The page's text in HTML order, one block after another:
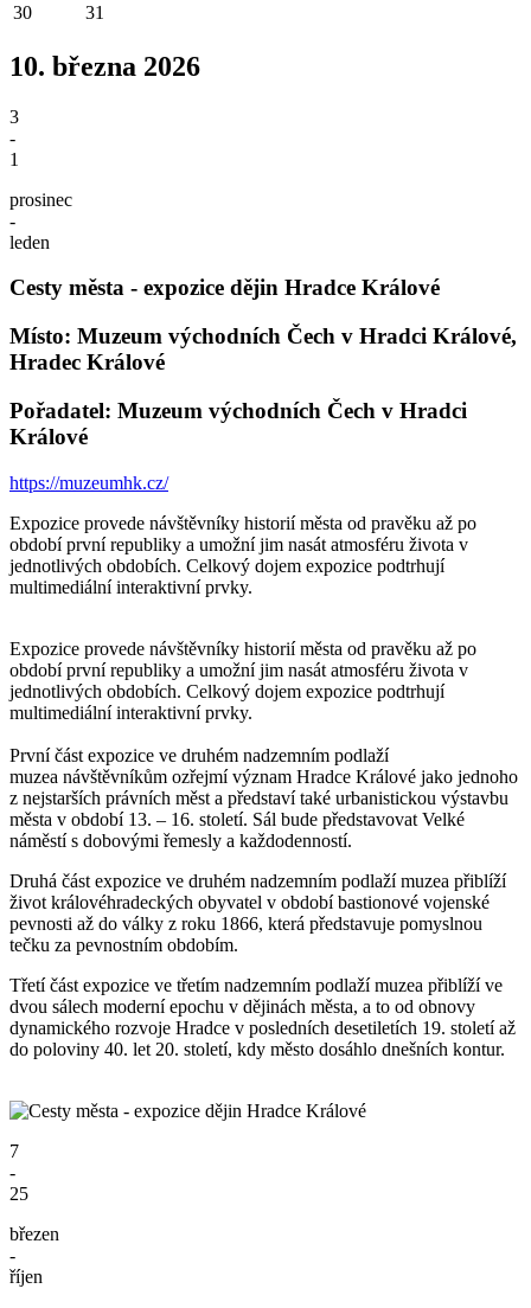
30
31
10. března 2026
3
-
1
prosinec
-
leden
Cesty města - expozice dějin Hradce Králové
Místo: Muzeum východních Čech v Hradci Králové,
Hradec Králové
Pořadatel: Muzeum východních Čech v Hradci
Králové
https://muzeumhk.cz/
Expozice provede návštěvníky historií města od pravěku až po
období první republiky a umožní jim nasát atmosféru života v
jednotlivých obdobích. Celkový dojem expozice podtrhují
multimediální interaktivní prvky.
Expozice provede návštěvníky historií města od pravěku až po
období první republiky a umožní jim nasát atmosféru života v
jednotlivých obdobích. Celkový dojem expozice podtrhují
multimediální interaktivní prvky.
První část expozice ve druhém nadzemním podlaží
muzea návštěvníkům ozřejmí význam Hradce Králové jako jednoho
z nejstarších právních měst a představí také urbanistickou výstavbu
města v období 13. – 16. století. Sál bude představovat Velké
náměstí s dobovými řemesly a každodenností.
Druhá část expozice ve druhém nadzemním podlaží muzea přiblíží
život královéhradeckých obyvatel v období bastionové vojenské
pevnosti až do války z roku 1866, která představuje pomyslnou
tečku za pevnostním obdobím.
Třetí část expozice ve třetím nadzemním podlaží muzea přiblíží ve
dvou sálech moderní epochu v dějinách města, a to od obnovy
dynamického rozvoje Hradce v posledních desetiletích 19. století až
do poloviny 40. let 20. století, kdy město dosáhlo dnešních kontur.
7
-
25
březen
-
říjen